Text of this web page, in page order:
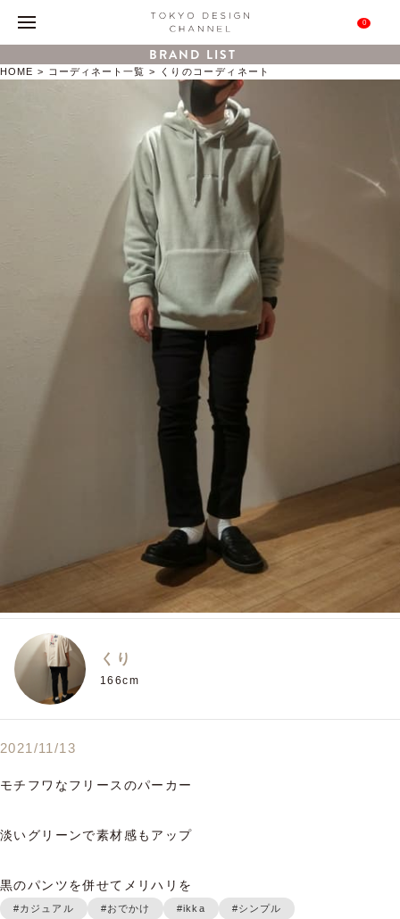
0
BRAND LIST
HOME コーディネート一覧 くりのコーディネート
くり
166cm
2021/11/13
モチフワなフリースのパーカー
淡いグリーンで素材感もアップ
黒のパンツを併せてメリハリを
#カジュアル #おでかけ #ikka #シンプル